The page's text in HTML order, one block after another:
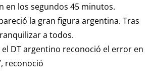
en los segundos 45 minutos.
la gran figura argentina. Tras
a todos.
DT argentino reconoció el error en
reconoció